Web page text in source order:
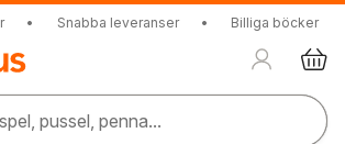
• Snabba leveranser • Billiga böcker
pussel, penna...